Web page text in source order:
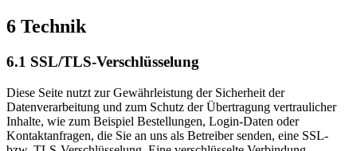
6 Technik
6.1 SSL/TLS-Verschlüsselung
Diese Seite nutzt zur Gewährleistung der Sicherheit der
Datenverarbeitung und zum Schutz der Übertragung vertraulicher
Inhalte, wie zum Beispiel Bestellungen, Login-Daten oder
Kontaktanfragen, die Sie an uns als Betreiber senden, eine SSL-